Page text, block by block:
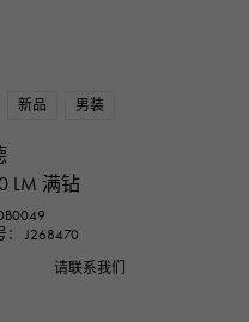
新品 男装
LM 满钻
： J268470
请联系我们